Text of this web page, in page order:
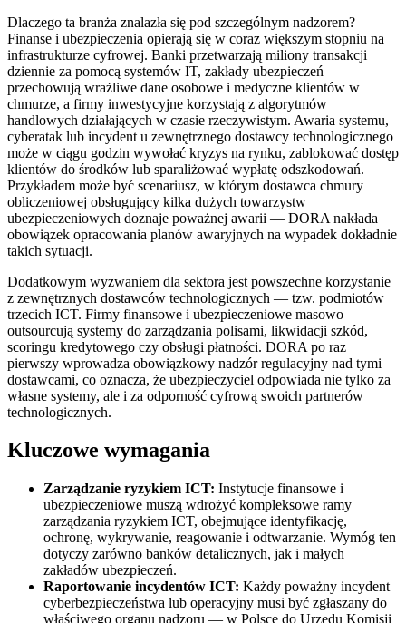
Dlaczego ta branża znalazła się pod szczególnym nadzorem?
Finanse i ubezpieczenia opierają się w coraz większym stopniu na
infrastrukturze cyfrowej. Banki przetwarzają miliony transakcji
dziennie za pomocą systemów IT, zakłady ubezpieczeń
przechowują wrażliwe dane osobowe i medyczne klientów w
chmurze, a firmy inwestycyjne korzystają z algorytmów
handlowych działających w czasie rzeczywistym. Awaria systemu,
cyberatak lub incydent u zewnętrznego dostawcy technologicznego
może w ciągu godzin wywołać kryzys na rynku, zablokować dostęp
klientów do środków lub sparaliżować wypłatę odszkodowań.
Przykładem może być scenariusz, w którym dostawca chmury
obliczeniowej obsługujący kilka dużych towarzystw
ubezpieczeniowych doznaje poważnej awarii — DORA nakłada
obowiązek opracowania planów awaryjnych na wypadek dokładnie
takich sytuacji.
Dodatkowym wyzwaniem dla sektora jest powszechne korzystanie
z zewnętrznych dostawców technologicznych — tzw. podmiotów
trzecich ICT. Firmy finansowe i ubezpieczeniowe masowo
outsourcują systemy do zarządzania polisami, likwidacji szkód,
scoringu kredytowego czy obsługi płatności. DORA po raz
pierwszy wprowadza obowiązkowy nadzór regulacyjny nad tymi
dostawcami, co oznacza, że ubezpieczyciel odpowiada nie tylko za
własne systemy, ale i za odporność cyfrową swoich partnerów
technologicznych.
Kluczowe wymagania
Zarządzanie ryzykiem ICT: Instytucje finansowe i
ubezpieczeniowe muszą wdrożyć kompleksowe ramy
zarządzania ryzykiem ICT, obejmujące identyfikację,
ochronę, wykrywanie, reagowanie i odtwarzanie. Wymóg ten
dotyczy zarówno banków detalicznych, jak i małych
zakładów ubezpieczeń.
Raportowanie incydentów ICT: Każdy poważny incydent
cyberbezpieczeństwa lub operacyjny musi być zgłaszany do
właściwego organu nadzoru — w Polsce do Urzędu Komisji